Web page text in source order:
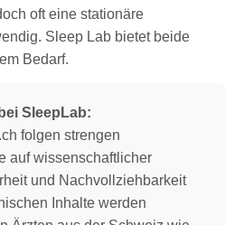
oft eine stationäre
Sleep Lab bietet beide
Bedarf.
SleepLab:
folgen strengen
auf wissenschaftlicher
und Nachvollziehbarkeit
Inhalte werden